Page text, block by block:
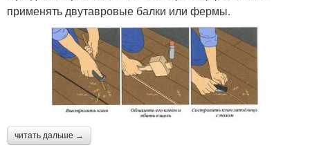
применять двутавровые балки или фермы.
читать дальше →